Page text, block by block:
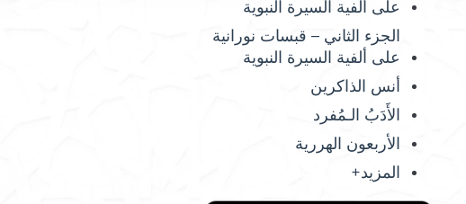
على ألفية السيرة النبوية
الجزء الثاني – قبسات نورانية
على ألفية السيرة النبوية
أنس الذاكرين
الأَدَبُ الـمُفرد
الأربعون الهررية
المزيد+